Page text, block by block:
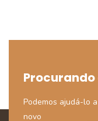
Procurando
Podemos ajudá-lo
novo